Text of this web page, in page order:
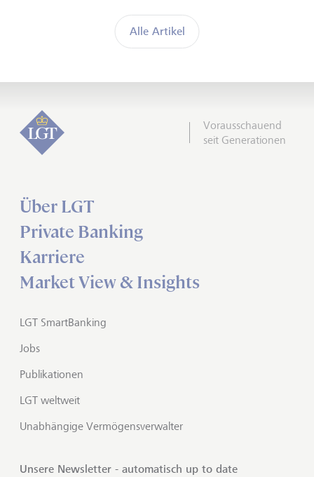
Alle Artikel
Vorausschauend
seit Generationen
Über LGT
Private Banking
Karriere
Market View & Insights
LGT SmartBanking
Jobs
Publikationen
LGT weltweit
Unabhängige Vermögensverwalter
Unsere Newsletter - automatisch up to date